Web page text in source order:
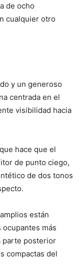
de ocho
cualquier otro
y un generoso
centrada en el
visibilidad hacia
hace que el
de punto ciego,
de dos tonos
están
más
parte posterior
compactas del